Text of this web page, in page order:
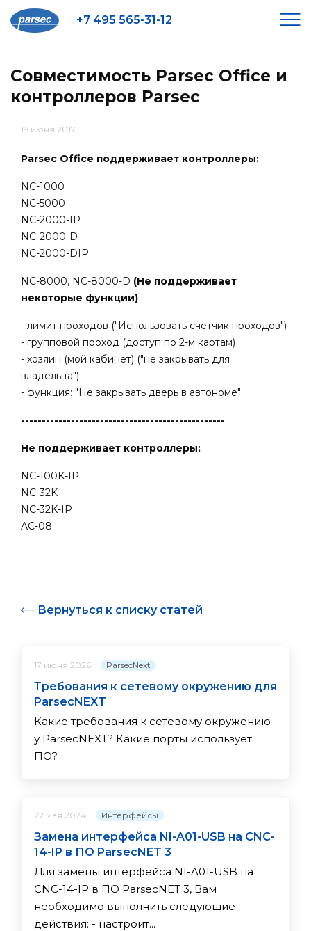
+7 495 565-31-12
Совместимость Parsec Office и
контроллеров Parsec
19 июня 2017
Parsec Office поддерживает контроллеры:
NC-1000
NC-5000
NC-2000-IP
NC-2000-D
NC-2000-DIP
NC-8000, NC-8000-D (Не поддерживает
некоторые функции)
- лимит проходов ("Использовать счетчик проходов")
- групповой проход (доступ по 2-м картам)
- хозяин (мой кабинет) ("не закрывать для
владельца")
- функция: "Не закрывать дверь в автономе"
-------------------------------------------------
Не поддерживает контроллеры:
NC-100K-IP
NC-32K
NC-32K-IP
AC-08
Вернуться к списку статей
17 июня 2026 ParsecNext
Требования к сетевому окружению для
ParsecNEXT
Какие требования к сетевому окружению
у ParsecNEXT? Какие порты использует
ПО?
22 мая 2024 Интерфейсы
Замена интерфейса NI-A01-USB на CNC-
14-IP в ПО ParsecNET 3
Для замены интерфейса NI-A01-USB на
CNC-14-IP в ПО ParsecNET 3, Вам
необходимо выполнить следующие
действия: - настроит...